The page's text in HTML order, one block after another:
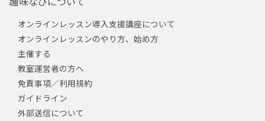
オンラインレッスン導入支援講座について
オンラインレッスンのやり方、始め方
主催する
教室運営者の方へ
免責事項／利用規約
ガイドライン
外部送信について